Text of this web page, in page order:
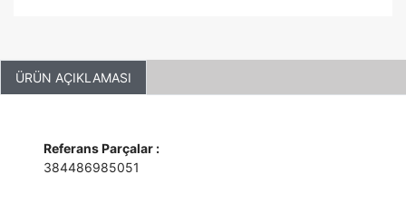
ÜRÜN AÇIKLAMASI
Referans Parçalar :
384486985051